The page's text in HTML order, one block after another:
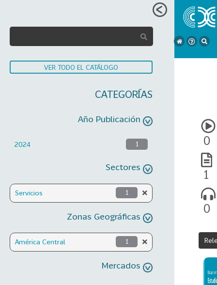
VER TODO EL CATÁLOGO
CATEGORÍAS
Año Publicación
2024 1
Sectores
Servicios 1
Zonas Geográficas
América Central 1
Mercados
0
1
0